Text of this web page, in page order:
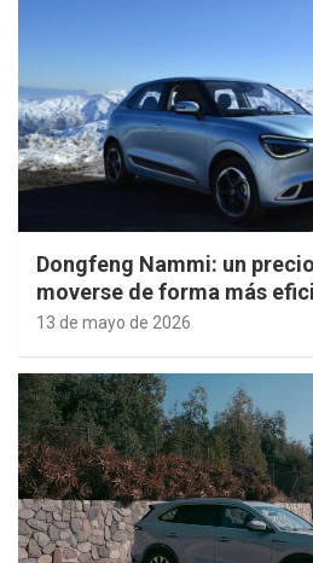
Dongfeng Nammi: un
moverse de forma más
13 de mayo de 2026